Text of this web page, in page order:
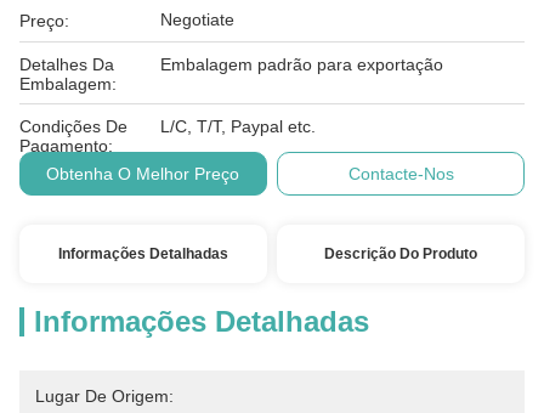
Preço: Negotiate
Detalhes Da
Embalagem:
Embalagem padrão para exportação
Condições De
Pagamento:
L/C, T/T, Paypal etc.
Obtenha O Melhor Preço Contacte-Nos
Informações Detalhadas Descrição Do Produto
Informações Detalhadas
Lugar De Origem: